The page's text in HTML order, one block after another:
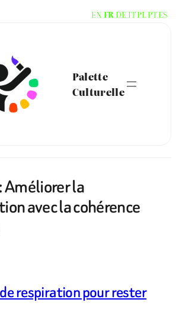
Palette
Culturelle
Améliorer la
avec la cohérence
respiration pour rester
EN FR DE ITPL PTES